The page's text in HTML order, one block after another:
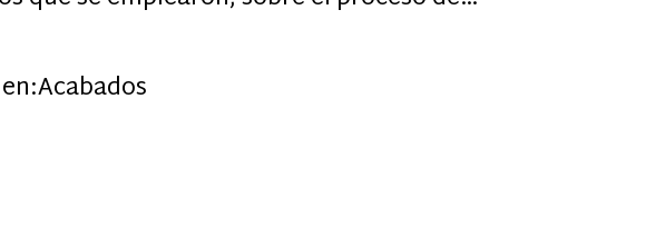
Acabados